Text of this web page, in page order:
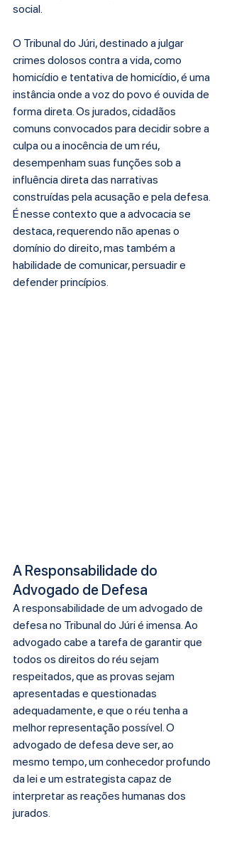
social.
O Tribunal do Júri, destinado a julgar
crimes dolosos contra a vida, como
homicídio e tentativa de homicídio, é uma
instância onde a voz do povo é ouvida de
forma direta. Os jurados, cidadãos
comuns convocados para decidir sobre a
culpa ou a inocência de um réu,
desempenham suas funções sob a
influência direta das narrativas
construídas pela acusação e pela defesa.
É nesse contexto que a advocacia se
destaca, requerendo não apenas o
domínio do direito, mas também a
habilidade de comunicar, persuadir e
defender princípios.
A Responsabilidade do
Advogado de Defesa
A responsabilidade de um advogado de
defesa no Tribunal do Júri é imensa. Ao
advogado cabe a tarefa de garantir que
todos os direitos do réu sejam
respeitados, que as provas sejam
apresentadas e questionadas
adequadamente, e que o réu tenha a
melhor representação possível. O
advogado de defesa deve ser, ao
mesmo tempo, um conhecedor profundo
da lei e um estrategista capaz de
interpretar as reações humanas dos
jurados.